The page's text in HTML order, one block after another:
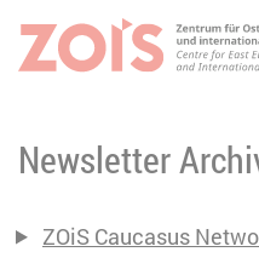
ZUM HAUPTINHALT
ZUR SUCHE SPRINGEN
Newsletter
ZOiS Caucasus